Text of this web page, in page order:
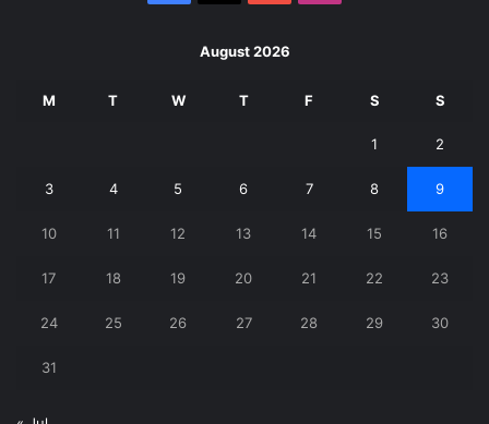
August 2026
M T W T F S S
1 2
3 4 5 6 7 8 9
10 11 12 13 14 15 16
17 18 19 20 21 22 23
24 25 26 27 28 29 30
31